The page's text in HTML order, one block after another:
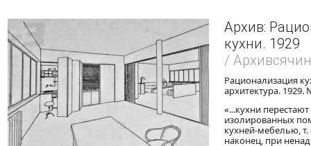
Архив:
кухни. 1929
/
Рационализация
архитектура.
«...кухни
изолированных
кухней-мебелью,
наконец, при